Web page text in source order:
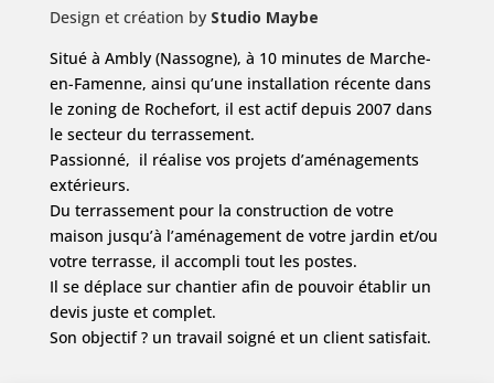
Design et création by Studio Maybe
Situé à Ambly (Nassogne), à 10 minutes de Marche-
en-Famenne, ainsi qu’une installation récente dans
le zoning de Rochefort, il est actif depuis 2007 dans
le secteur du terrassement.
Passionné, il réalise vos projets d’aménagements
extérieurs.
Du terrassement pour la construction de votre
maison jusqu’à l’aménagement de votre jardin et/ou
votre terrasse, il accompli tout les postes.
Il se déplace sur chantier afin de pouvoir établir un
devis juste et complet.
Son objectif ? un travail soigné et un client satisfait.